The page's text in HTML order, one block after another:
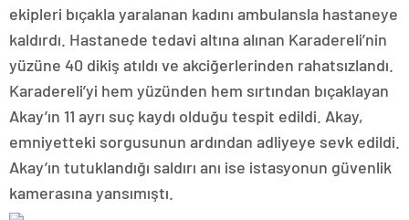
ekipleri bıçakla yaralanan kadını ambulansla hastaneye
kaldırdı. Hastanede tedavi altına alınan Karadereli’nin
yüzüne 40 dikiş atıldı ve akciğerlerinden rahatsızlandı.
Karadereli’yi hem yüzünden hem sırtından bıçaklayan
Akay’ın 11 ayrı suç kaydı olduğu tespit edildi. Akay,
emniyetteki sorgusunun ardından adliyeye sevk edildi.
Akay’ın tutuklandığı saldırı anı ise istasyonun güvenlik
kamerasına yansımıştı.